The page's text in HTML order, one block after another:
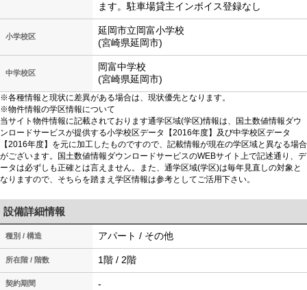
ます。駐車場貸主インボイス登録なし
小学校区
延岡市立岡富小学校
(宮崎県延岡市)
中学校区
岡富中学校
(宮崎県延岡市)
※各種情報と現状に差異がある場合は、現状優先となります。
※物件情報の学区情報について
当サイト物件情報に記載されております通学区域(学区)情報は、国土数値情報ダウ
ンロードサービスが提供する小学校区データ【2016年度】及び中学校区データ
【2016年度】を元に加工したものですので、記載情報が現在の学区域と異なる場合
がございます。国土数値情報ダウンロードサービスのWEBサイト上で記述通り、デ
ータは必ずしも正確とは言えません。また、通学区域(学区)は毎年見直しの対象と
なりますので、そちらを踏まえ学区情報は参考としてご活用下さい。
設備詳細情報
種別 / 構造 アパート / その他
所在階 / 階数 1階 / 2階
契約期間 -